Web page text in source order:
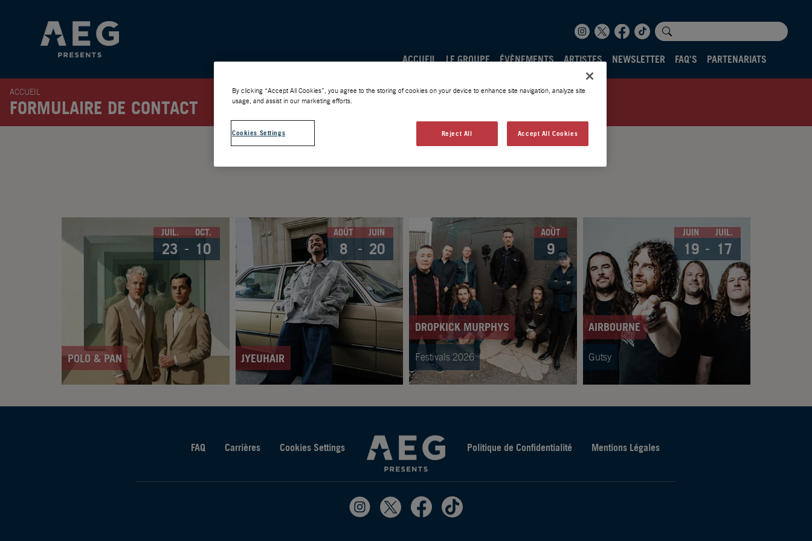
ACCUEIL LE GROUPE ÉVÈNEMENTS ARTISTES NEWSLETTER FAQ'S PARTENARIATS
ACCUEIL
FORMULAIRE DE CONTACT
NOUS CONTACTER
POLO & PAN
JUIL.
23
OCT.
10
JYEUHAIR
AOÛT
8
JUIN
20
DROPKICK MURPHYS
Festivals 2026
AOÛT
9
AIRBOURNE
Gutsy
JUIN
19
JUIL.
17
FAQ Carrières Cookies Settings Politique de Confidentialité Mentions Légales
By clicking “Accept All Cookies”, you agree to the storing of cookies on your device to enhance site navigation, analyze site
usage, and assist in our marketing efforts.
Cookies Settings Reject All Accept All Cookies